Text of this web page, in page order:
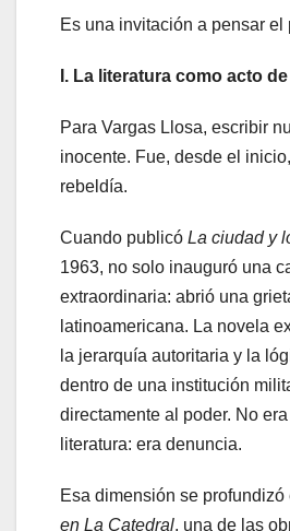
Es una invitación a pensar el
I. La literatura como acto
Para Vargas Llosa, escribir
inocente. Fue, desde el
rebeldía.
Cuando publicó La ciudad y
1963, no solo inauguró una
extraordinaria: abrió una
latinoamericana. La novela
la jerarquía autoritaria y la
dentro de una institución
directamente al poder. No
literatura: era denuncia.
Esa dimensión se profundizó
en La Catedral, una de las